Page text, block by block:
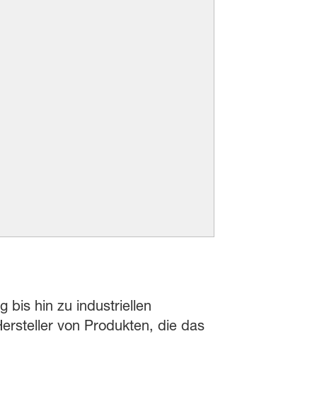
bis hin zu industriellen
von Produkten, die das